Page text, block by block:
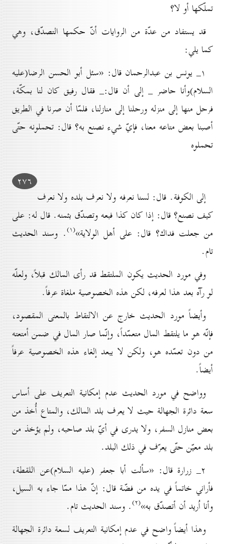
تملّكها أو لا؟
قد يستفاد من عدّة من الروايات أنّ حكمها التصدّق، وهي
كما يلي:
۱_ يونس بن عبدالرحمان قال: «سئل أبو الحسن الرضا(علیه
السلام)وأنا حاضر _ إلى أن قال:_ فقال رفيق كان لنا بمكّة،
فرحل منها إلى منزله ورحلنا إلى منازلنا، فلمّا أن صرنا في الطريق
أصبنا بعض متاعه معنا، فإيّ شيء نصنع به؟ قال: تحملونه حتّى
تحملوه
۲۷٦
إلى الكوفة. قال: لسنا نعرفه ولا نعرف بلده ولا نعرف
كيف نصنع؟ قال: إذا كان كذا فبعه وتصدّق بثمنه. قال له: على
من جعلت فداك؟ قال: على أهل الولاية»(۱) . وسند الحديث
تام.
وفي مورد الحديث يكون الملتقط قد رأى المالك قبلاً، ولعلّه
لو رآه بعد هذا لعرفه، لكن هذه الخصوصية ملغاة عرفاً.
وأيضاً مورد الحديث خارج عن الالتقاط بالمعنى المقصود،
فإنّه هو ما يلتقط المال متعمّداً، وإنّما صار المال في ضمن أمتعته
من دون تعمّده هو، ولكن لا يبعد إلغاء هذه الخصوصية عرفاً
أيضاً.
وواضح في مورد الحديث عدم إمكانية التعريف على أساس
سعة دائرة الجهالة حيث لا يعرف بلد المالك، والمتاع أُخذ من
بعض منازل السفر، ولا يدرى في أيّ بلد صاحبه، ولم يؤخذ من
بلد معيّن حتّى يعرّف في ذلك البلد.
۲_ زرارة قال: «سألت أبا جعفر (علیه السلام)عن اللقطة،
فأراني خاتماً في يده من فضّة قال: إنّ هذا ممّا جاء به السيل،
وأنا اُريد أن أتصدّق به»(۲) . وسند الحديث تام.
وهذا أيضاً واضح في عدم إمكانية التعريف لسعة دائرة الجهالة